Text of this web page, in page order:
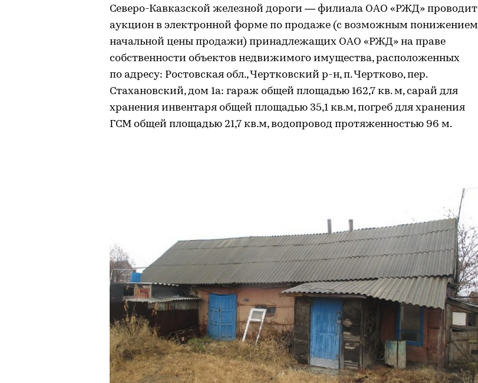
Северо-Кавказской железной дороги — филиала ОАО «РЖД» проводит
аукцион в электронной форме по продаже (с возможным понижением
начальной цены продажи) принадлежащих ОАО «РЖД» на праве
собственности объектов недвижимого имущества, расположенных
по адресу: Ростовская обл., Чертковский р-н, п. Чертково, пер.
Стахановский, дом 1а: гараж общей площадью 162,7 кв. м, сарай для
хранения инвентаря общей площадью 35,1 кв.м, погреб для хранения
ГСМ общей площадью 21,7 кв.м, водопровод протяженностью 96 м.